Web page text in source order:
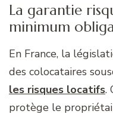
La garantie
minimum
En France, la
des colocataires
les risques locatifs.
protège le